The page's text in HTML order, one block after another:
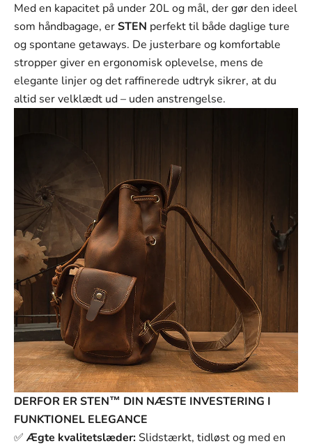
Med en kapacitet på under 20L og mål, der gør den ideel
som håndbagage, erSTEN perfekt til både daglige ture
og spontane getaways. De justerbare og komfortable
stropper giver en ergonomisk oplevelse, mens de
elegante linjer og det raffinerede udtryk sikrer, at du
altid ser velklædt ud – uden anstrengelse.
DERFOR ER STEN™ DIN NÆSTE INVESTERING I
FUNKTIONEL ELEGANCE
✅ Ægte kvalitetslæder:Slidstærkt, tidløst og med en